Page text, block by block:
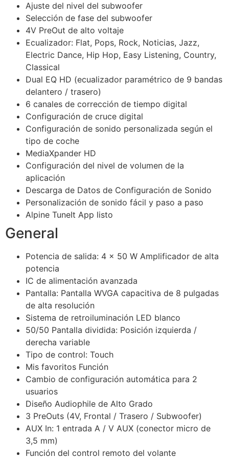
Ajuste del nivel del subwoofer
Selección de fase del subwoofer
4V PreOut de alto voltaje
Ecualizador: Flat, Pops, Rock, Noticias, Jazz,
Electric Dance, Hip Hop, Easy Listening, Country,
Classical
Dual EQ HD (ecualizador paramétrico de 9 bandas
delantero / trasero)
6 canales de corrección de tiempo digital
Configuración de cruce digital
Configuración de sonido personalizada según el
tipo de coche
MediaXpander HD
Configuración del nivel de volumen de la
aplicación
Descarga de Datos de Configuración de Sonido
Personalización de sonido fácil y paso a paso
Alpine TuneIt App listo
General
Potencia de salida: 4 x 50 W Amplificador de alta
potencia
IC de alimentación avanzada
Pantalla: Pantalla WVGA capacitiva de 8 pulgadas
de alta resolución
Sistema de retroiluminación LED blanco
50/50 Pantalla dividida: Posición izquierda /
derecha variable
Tipo de control: Touch
Mis favoritos Función
Cambio de configuración automática para 2
usuarios
Diseño Audiophile de Alto Grado
3 PreOuts (4V, Frontal / Trasero / Subwoofer)
AUX In: 1 entrada A / V AUX (conector micro de
3,5 mm)
Función del control remoto del volante